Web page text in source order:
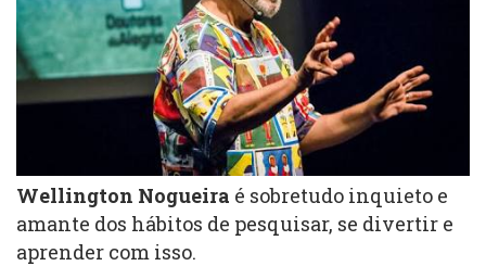
Wellington Nogueira é sobretudo inquieto e
amante dos hábitos de pesquisar, se divertir e
aprender com isso.